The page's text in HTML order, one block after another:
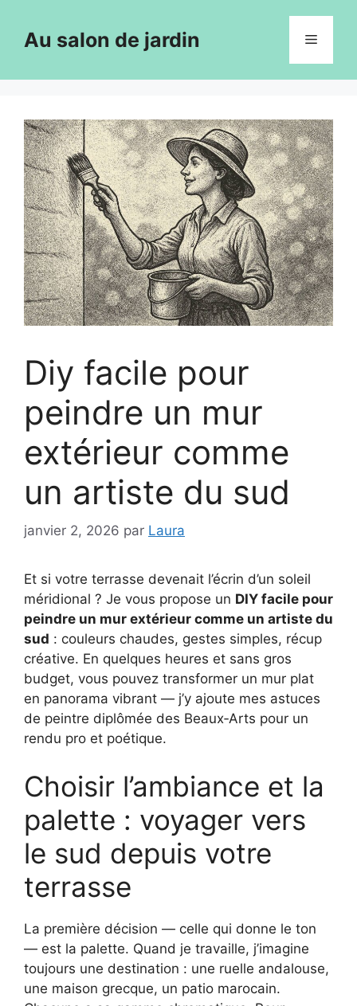
contenuAu salon de jardin Menu
Diy facile pour
peindre un mur
extérieur comme
un artiste du sud
janvier 2, 2026 par Laura
Et si votre terrasse devenait l’écrin d’un soleil
méridional ? Je vous propose un DIY facile pour
peindre un mur extérieur comme un artiste du
sud : couleurs chaudes, gestes simples, récup
créative. En quelques heures et sans gros
budget, vous pouvez transformer un mur plat
en panorama vibrant — j’y ajoute mes astuces
de peintre diplômée des Beaux‑Arts pour un
rendu pro et poétique.
Choisir l’ambiance et la
palette : voyager vers
le sud depuis votre
terrasse
La première décision — celle qui donne le ton
— est la palette. Quand je travaille, j’imagine
toujours une destination : une ruelle andalouse,
une maison grecque, un patio marocain.